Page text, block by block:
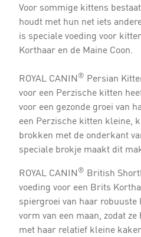
Voor sommige kittens
houdt met hun net iets
is speciale voeding voor
Korthaar en de Maine Coon.
ROYAL CANIN® Persian
voor een Perzische kitten
voor een gezonde groei van
een Perzische kitten kleine,
brokken met de onderkant
speciale brokje maakt dit
ROYAL CANIN® British
voeding voor een Brits
spiergroei van haar
vorm van een maan, zodat
met haar relatief kleine